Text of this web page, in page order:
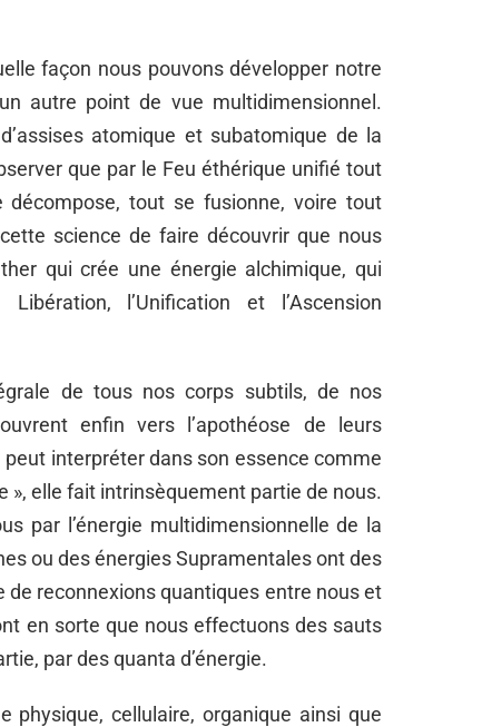
façon nous pouvons développer notre
autre point de vue multidimensionnel.
atomique et subatomique de la
que par le Feu éthérique unifié tout
tout se fusionne, voire tout
science de faire découvrir que nous
qui crée une énergie alchimique, qui
l’Unification et l’Ascension
de tous nos corps subtils, de nos
enfin vers l’apothéose de leurs
peut interpréter dans son essence comme
», elle fait intrinsèquement partie de nous.
par l’énergie multidimensionnelle de la
ou des énergies Supramentales ont des
reconnexions quantiques entre nous et
en sorte que nous effectuons des sauts
par des quanta d’énergie.
physique, cellulaire, organique ainsi que